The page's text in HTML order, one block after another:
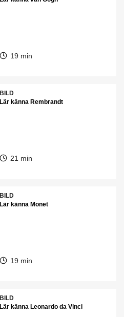
19 min
BILD
Lär känna Rembrandt
21 min
BILD
Lär känna Monet
19 min
BILD
Lär känna Leonardo da Vinci